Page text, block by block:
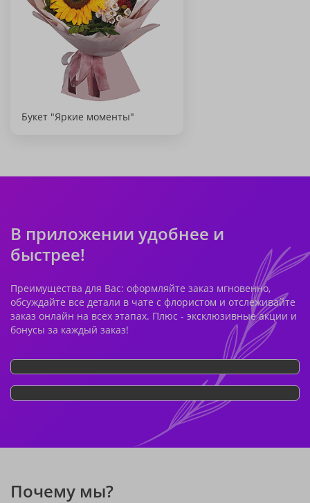
Букет "Яркие моменты"
В приложении удобнее и
быстрее!
Преимущества для Вас: оформляйте заказ мгновенно,
обсуждайте все детали в чате с флористом и отслеживайте
заказ онлайн на всех этапах. Плюс - эксклюзивные акции и
бонусы за каждый заказ!
Почему мы?